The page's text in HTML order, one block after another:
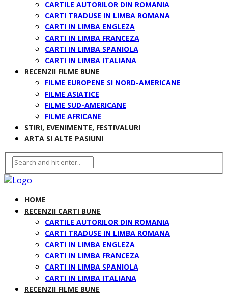
CARTILE AUTORILOR DIN ROMANIA
CARTI TRADUSE IN LIMBA ROMANA
CARTI IN LIMBA ENGLEZA
CARTI IN LIMBA FRANCEZA
CARTI IN LIMBA SPANIOLA
CARTI IN LIMBA ITALIANA
RECENZII FILME BUNE
FILME EUROPENE SI NORD-AMERICANE
FILME ASIATICE
FILME SUD-AMERICANE
FILME AFRICANE
STIRI, EVENIMENTE, FESTIVALURI
ARTA SI ALTE PASIUNI
HOME
RECENZII CARTI BUNE
CARTILE AUTORILOR DIN ROMANIA
CARTI TRADUSE IN LIMBA ROMANA
CARTI IN LIMBA ENGLEZA
CARTI IN LIMBA FRANCEZA
CARTI IN LIMBA SPANIOLA
CARTI IN LIMBA ITALIANA
RECENZII FILME BUNE